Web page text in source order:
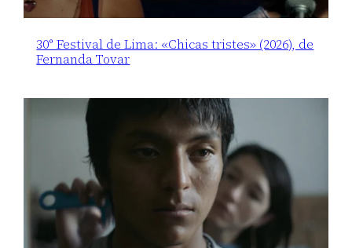
30° Festival de Lima: «Chicas tristes» (2026), de
Fernanda Tovar